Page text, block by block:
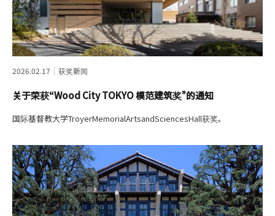
2026.02.17 获奖新闻
关于荣获“Wood City TOKYO 模范建筑奖”的通知
国际基督教大学TroyerMemorialArtsandSciencesHall获奖。